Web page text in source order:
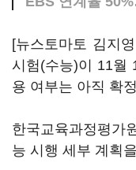
[뉴스토마토 김지
시험(수능)이 11월
용 여부는 아직 확
한국교육과정평가
능 시행 세부 계획